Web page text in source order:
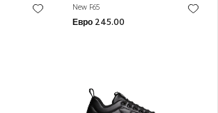
New F65
Евро 245.00